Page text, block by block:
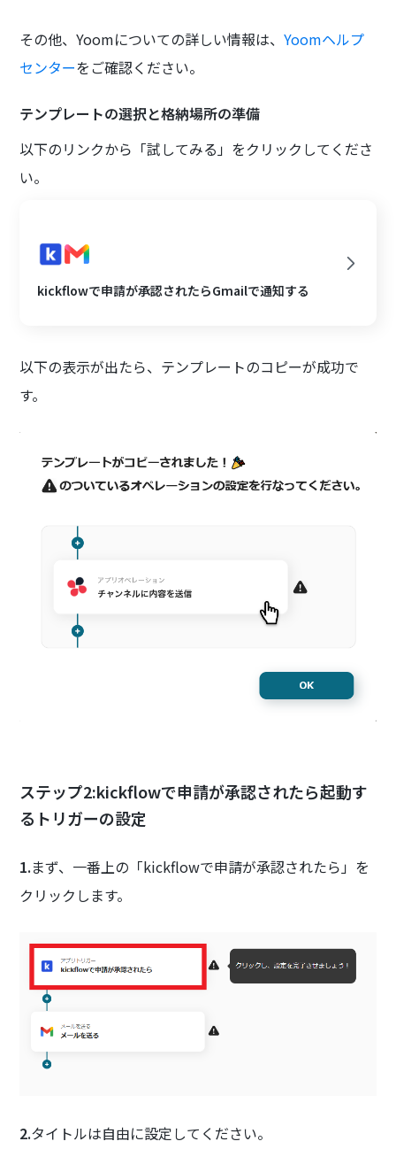
その他、Yoomについての詳しい情報は、Yoomヘルプ
センターをご確認ください。
テンプレートの選択と格納場所の準備
以下のリンクから「試してみる」をクリックしてくださ
い。
kickflowで申請が承認されたらGmailで通知する
以下の表示が出たら、テンプレートのコピーが成功で
す。
ステップ2:kickflowで申請が承認されたら起動す
るトリガーの設定
1.まず、一番上の「kickflowで申請が承認されたら」を
クリックします。
2.タイトルは自由に設定してください。